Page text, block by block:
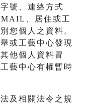
號、連絡方式
MAIL、居住或工
您個人之資料。
或工藝中心發現
他個人資料冒
藝中心有權暫時
及相關法令之規